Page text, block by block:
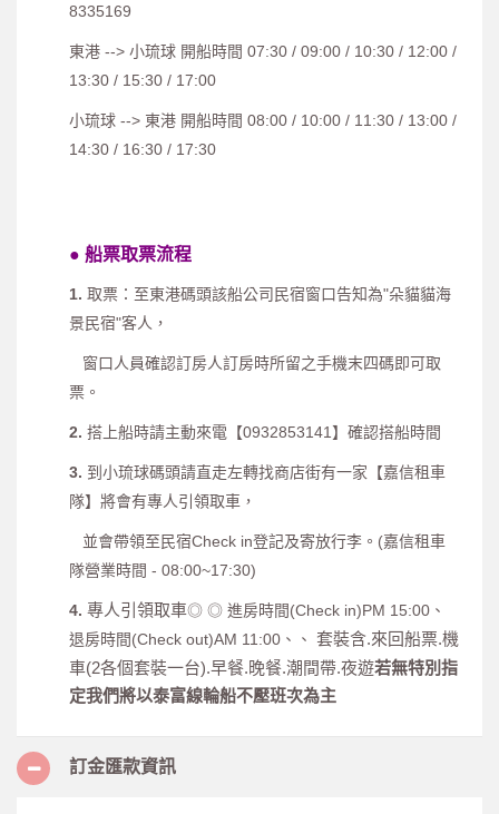
8335169
東港 --> 小琉球 開船時間 07:30 / 09:00 / 10:30 / 12:00 /
13:30 / 15:30 / 17:00
小琉球 --> 東港 開船時間 08:00 / 10:00 / 11:30 / 13:00 /
14:30 / 16:30 / 17:30
● 船票取票流程
1. 取票：至東港碼頭該船公司民宿窗口告知為"朵貓貓海
景民宿"客人，
窗口人員確認訂房人訂房時所留之手機末四碼即可取
票。
2. 搭上船時請主動來電【0932853141】確認搭船時間
3. 到小琉球碼頭請直走左轉找商店街有一家【嘉信租車
隊】將會有專人引領取車，
並會帶領至民宿Check in登記及寄放行李。(嘉信租車
隊營業時間 - 08:00~17:30)
4. 專人引領取車◎ ◎ 進房時間(Check in)PM 15:00、
退房時間(Check out)AM 11:00、、
套裝含.來回船票.機
車(2各個套裝一台).早餐.晚餐.潮間帶.夜遊若無特別指
定我們將以泰富線輪船不壓班次為主
訂金匯款資訊